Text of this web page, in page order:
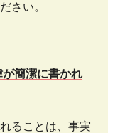
さい。
が簡潔に書かれ
ることは、事実